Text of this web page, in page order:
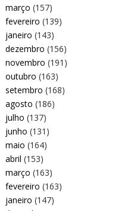
março (157)
fevereiro (139)
janeiro (143)
dezembro (156)
novembro (191)
outubro (163)
setembro (168)
agosto (186)
julho (137)
junho (131)
maio (164)
abril (153)
março (163)
fevereiro (163)
janeiro (147)